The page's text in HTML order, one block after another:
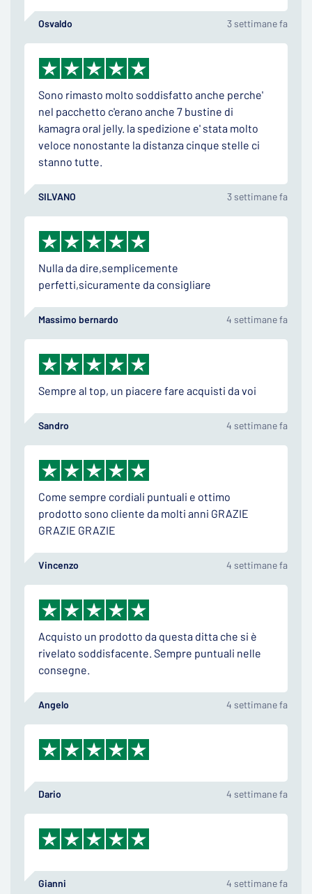
Osvaldo 3 settimane fa
Sono rimasto molto soddisfatto anche perche'
nel pacchetto c'erano anche 7 bustine di
kamagra oral jelly. la spedizione e' stata molto
veloce nonostante la distanza cinque stelle ci
stanno tutte.
SILVANO 3 settimane fa
Nulla da dire,semplicemente
perfetti,sicuramente da consigliare
Massimo bernardo 4 settimane fa
Sempre al top, un piacere fare acquisti da voi
Sandro 4 settimane fa
Come sempre cordiali puntuali e ottimo
prodotto sono cliente da molti anni GRAZIE
GRAZIE GRAZIE
Vincenzo 4 settimane fa
Acquisto un prodotto da questa ditta che si è
rivelato soddisfacente. Sempre puntuali nelle
consegne.
Angelo 4 settimane fa
Dario 4 settimane fa
Gianni 4 settimane fa